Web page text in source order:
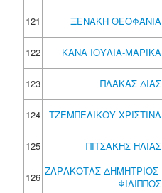
121
ΞΕΝΑΚΗ ΘΕΟΦΑΝΙΑ
122
ΚΑΝΑ ΙΟΥΛΙΑ-ΜΑΡΙΚΑ
123
ΠΛΑΚΑΣ ΔΙΑΣ
124
ΤΖΕΜΠΕΛΙΚΟΥ ΧΡΙΣΤΙΝΑ
125
ΠΙΤΣΑΚΗΣ ΗΛΙΑΣ
126 ΖΑΡΑΚΟΤΑΣ ΔΗΜΗΤΡΙΟΣ-
ΦΙΛΙΠΠΟΣ